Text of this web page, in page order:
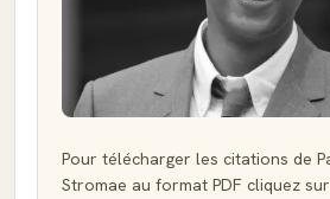
Pour télécharger les citations de
Stromae au format PDF cliquez